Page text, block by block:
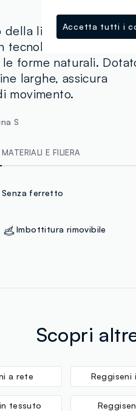
linea OVS è
seamless,
forme naturali.
larghe, assicura
movimento.
S
MATERIALI E FILIERA
Senza ferretto
Imbottitura rimovibile
Scopri
a rete Reggiseni
tessuto
Accetta tutti i